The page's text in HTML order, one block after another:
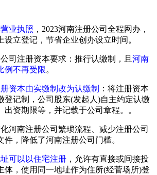
业执照 ，2023河南注册公司全程网办，
设立登记，节省企业创办设立时间。
司注册资本要求：推行认缴制，且 河南
例不再受限。
资本由实缴制改为认缴制
：将注册资本
登记制，公司股东(发起人)自主约定认缴
出资期限等，并记载于公司章程。。
河南注册公司繁琐流程、减少注册公司
件，降低了河南注册公司门槛。
可以以住宅注册 ，允许有直接或间接投
体，使用同一地址作为住所(经菅场所)登